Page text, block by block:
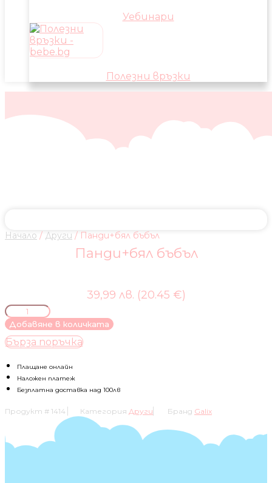
Уебинари
Полезни връзки
Начало / Други / Панди+бял бъбъл
Панди+бял бъбъл
39,99 лв. (20.45 €)
количество
за
Панди+бял
бъбъл
Добавяне в количката
Бърза поръчка
Плащане онлайн
Наложен платеж
Безплатна доставка над 100лв
Продукт # 1414 Категория Други Бранд Galix